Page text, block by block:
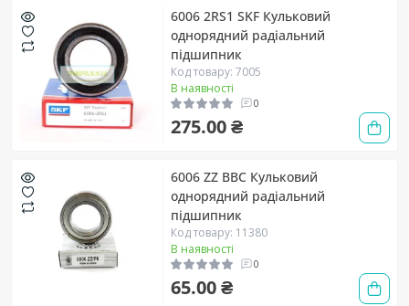
6006 2RS1 SKF Кульковий
однорядний радіальний
підшипник
Код товару: 7005
В наявності
0
275.00 ₴
6006 ZZ BBC Кульковий
однорядний радіальний
підшипник
Код товару: 11380
В наявності
0
65.00 ₴